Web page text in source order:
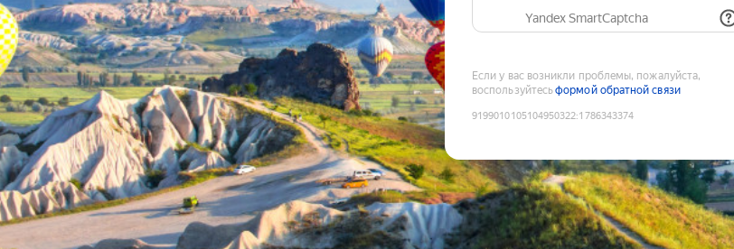
Yandex SmartCaptcha
Если у вас возникли проблемы, пожалуйста,
воспользуйтесьформой обратной связи
9199010105104950322:1786343374